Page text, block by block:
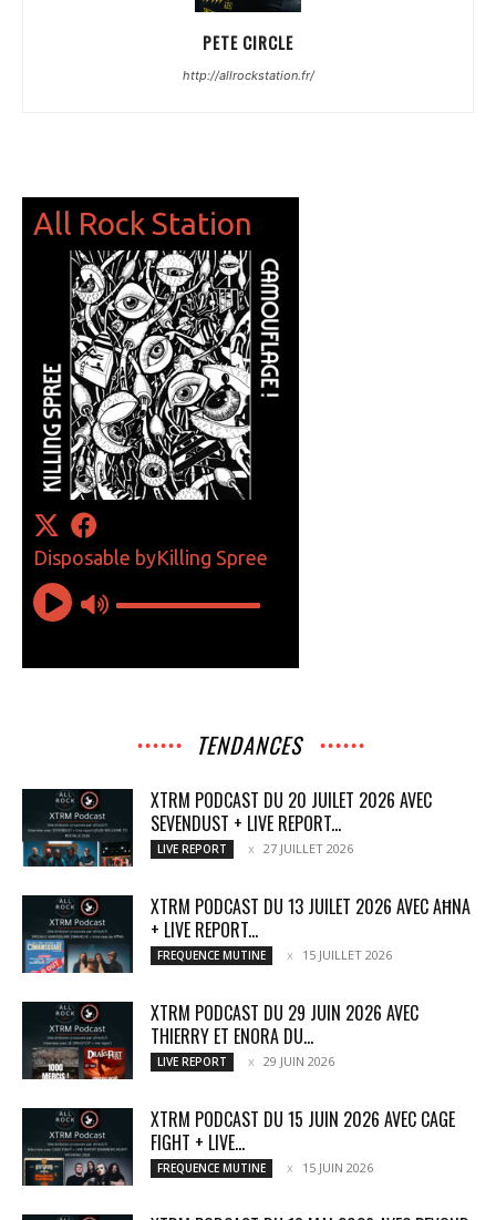
PETE CIRCLE
http://allrockstation.fr/
TENDANCES
XTRM PODCAST DU 20 JUILET 2026 AVEC
SEVENDUST + LIVE REPORT...
LIVE REPORT 27 JUILLET 2026
XTRM PODCAST DU 13 JUILET 2026 AVEC AĦNA
+ LIVE REPORT...
FREQUENCE MUTINE 15 JUILLET 2026
XTRM PODCAST DU 29 JUIN 2026 AVEC
THIERRY ET ENORA DU...
LIVE REPORT 29 JUIN 2026
XTRM PODCAST DU 15 JUIN 2026 AVEC CAGE
FIGHT + LIVE...
FREQUENCE MUTINE 15 JUIN 2026